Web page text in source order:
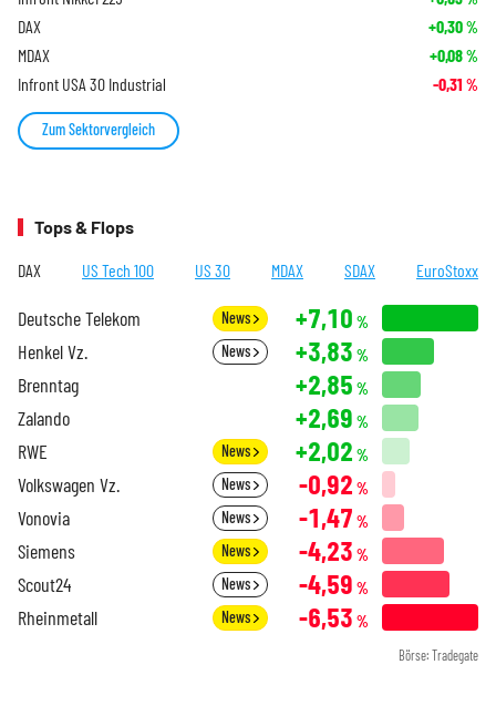
DAX +0,30%
MDAX +0,08%
Infront USA 30 Industrial -0,31 %
Zum Sektorvergleich
Tops & Flops
DAX US Tech 100 US 30 MDAX SDAX EuroStoxx
Deutsche Telekom News +7,10 %
Henkel Vz. News +3,83 %
Brenntag +2,85 %
Zalando +2,69 %
RWE News +2,02 %
Volkswagen Vz. News -0,92 %
Vonovia News -1,47 %
Siemens News -4,23 %
Scout24 News -4,59 %
Rheinmetall News -6,53 %
Börse: Tradegate